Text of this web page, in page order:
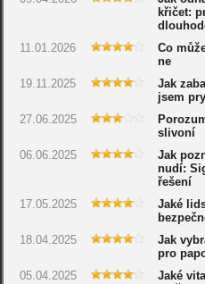
křičet:
11.01.2026
Co
ne
19.11.2025
Jak
jsem
27.06.2025
slivoní
06.06.2025
Jak
nudí:
řešení
17.05.2025
Jaké
18.04.2025
Jak
pro
05.04.2025
Jaké